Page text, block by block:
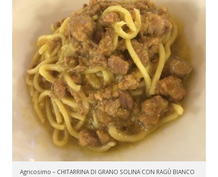
Agricosimo – CHITARRINA DI GRANO SOLINA CON RAGÙ BIANCO